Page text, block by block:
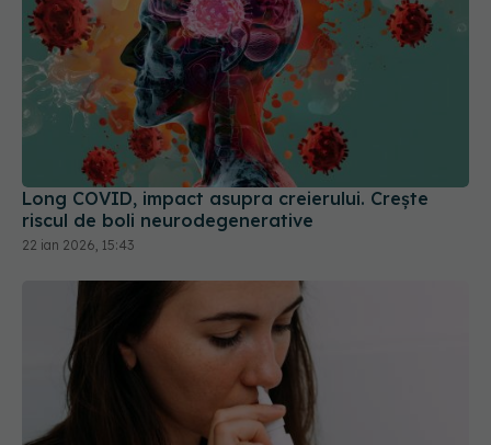
Long COVID, impact asupra creierului. Crește
riscul de boli neurodegenerative
22 ian 2026, 15:43